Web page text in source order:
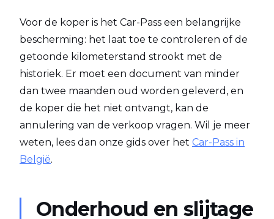
Voor de koper is het Car-Pass een belangrijke
bescherming: het laat toe te controleren of de
getoonde kilometerstand strookt met de
historiek. Er moet een document van minder
dan twee maanden oud worden geleverd, en
de koper die het niet ontvangt, kan de
annulering van de verkoop vragen. Wil je meer
weten, lees dan onze gids over het Car-Pass in
België.
Onderhoud en slijtage